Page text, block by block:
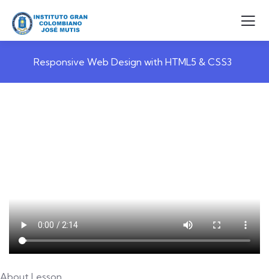
Responsive Web Design with HTML5 & CSS3
About Lesson